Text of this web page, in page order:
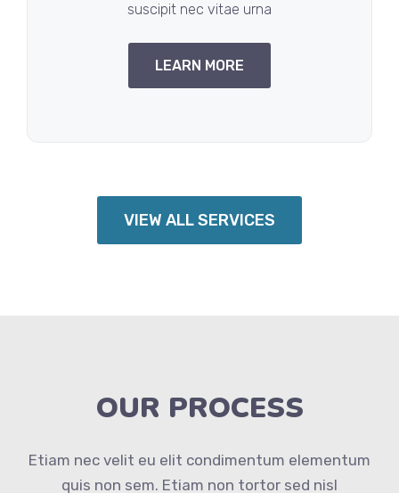
suscipit nec vitae urna
LEARN MORE
VIEW ALL SERVICES
OUR PROCESS
Etiam nec velit eu elit condimentum elementum
quis non sem. Etiam non tortor sed nisl